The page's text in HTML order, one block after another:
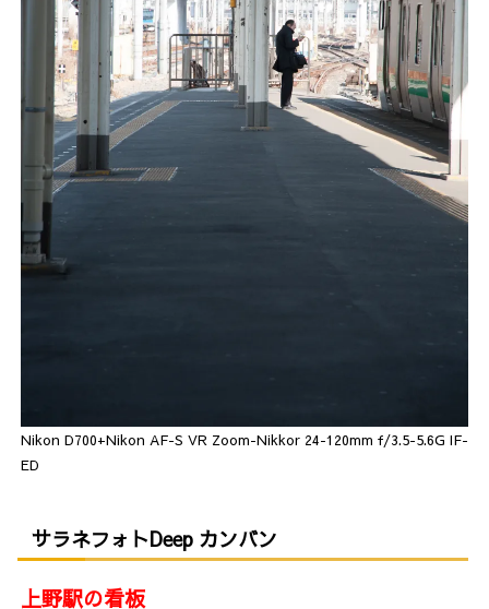
Nikon D700+Nikon AF-S VR Zoom-Nikkor 24-120mm f/3.5-5.6G IF-
ED
サラネフォトDeep カンバン
上野駅の看板